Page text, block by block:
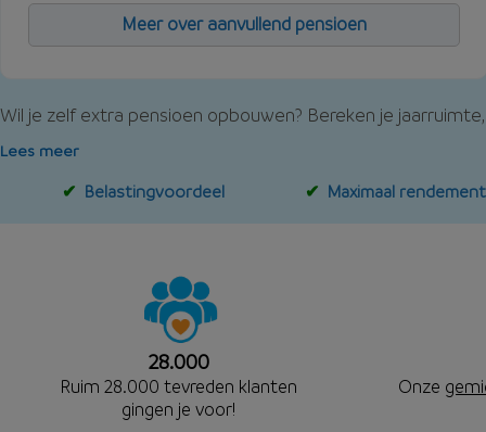
Wil je zelf extra pensioen opbouwen? Bereken je
Lees meer
Belastingvoordeel Maximaal rendement
Meer over aanvullend pensioen
28.000
Ruim 28.000 tevreden klanten
gingen je voor!
Onze